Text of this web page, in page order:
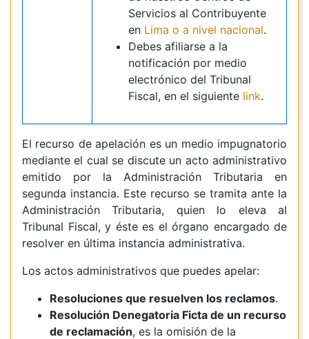
Servicios al Contribuyente
en Lima o a nivel nacional.
Debes afiliarse a la
notificación por medio
electrónico del Tribunal
Fiscal, en el siguiente link.
El recurso de apelación es un medio impugnatorio
mediante el cual se discute un acto administrativo
emitido por la Administración Tributaria en
segunda instancia. Este recurso se tramita ante la
Administración Tributaria, quien lo eleva al
Tribunal Fiscal, y éste es el órgano encargado de
resolver en última instancia administrativa.
Los actos administrativos que puedes apelar:
Resoluciones que resuelven los reclamos.
Resolución Denegatoria Ficta de un recurso
de reclamación, es la omisión de la